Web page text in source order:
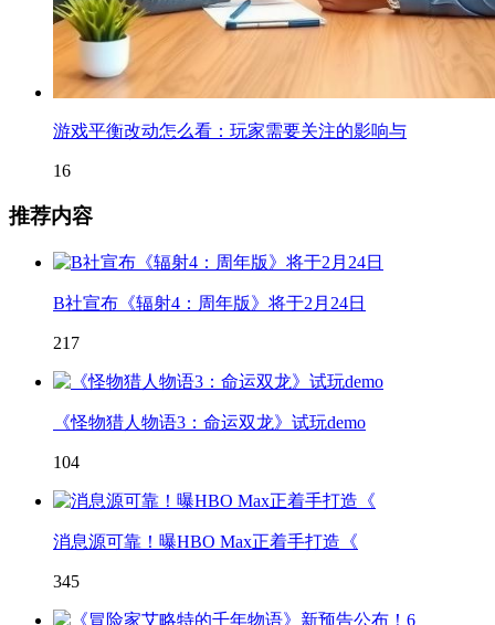
游戏平衡改动怎么看：玩家需要关注的影响与
16
推荐内容
B社宣布《辐射4：周年版》将于2月24日
217
《怪物猎人物语3：命运双龙》试玩demo
104
消息源可靠！曝HBO Max正着手打造《
345